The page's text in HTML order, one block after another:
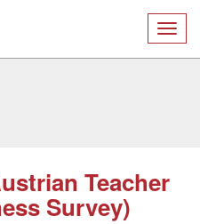
Teacher
Survey)